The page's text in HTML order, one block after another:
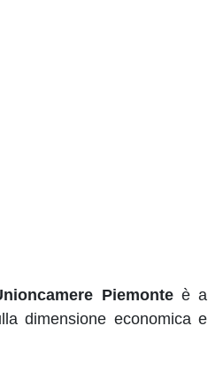
Piemonte è a
dimensione economica e